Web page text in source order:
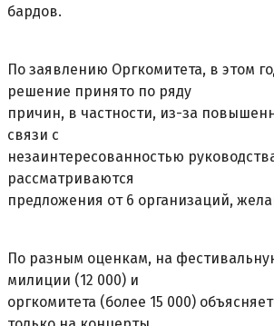
бардов.
По заявлению Оргкомитета, в этом
решение принято по ряду
причин, в частности, из-за
связи с
незаинтересованностью
рассматриваются
предложения от 6 организаций,
По разным оценкам, на
милиции (12 000) и
оргкомитета (более 15 000)